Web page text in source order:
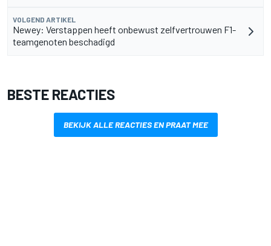
VOLGEND ARTIKEL
Newey: Verstappen heeft onbewust zelfvertrouwen F1-
teamgenoten beschadigd
BESTE REACTIES
BEKIJK ALLE REACTIES EN PRAAT MEE